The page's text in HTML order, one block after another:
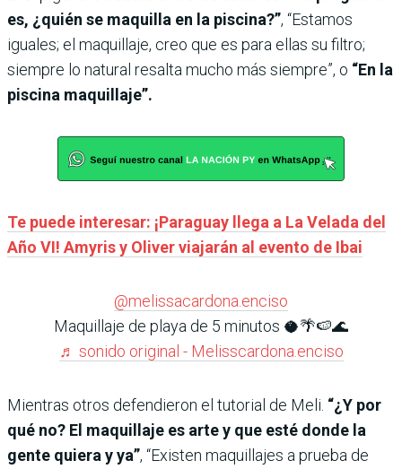
es, ¿quién se maquilla en la piscina?”, “Estamos
iguales; el maquillaje, creo que es para ellas su filtro;
siempre lo natural resalta mucho más siempre”, o “En la
piscina maquillaje”.
Te puede interesar: ¡Paraguay llega a La Velada del
Año VI! Amyris y Oliver viajarán al evento de Ibai
@melissacardona.enciso
Maquillaje de playa de 5 minutos 🥥🌴🍉🌊
♬ sonido original - Melisscardona.enciso
Mientras otros defendieron el tutorial de Meli. “¿Y por
qué no? El maquillaje es arte y que esté donde la
gente quiera y ya”, “Existen maquillajes a prueba de